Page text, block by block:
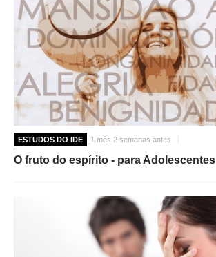
ESTUDOS DO IDE 1 mês 2 semanas antes
O fruto do espírito - para Adolescentes